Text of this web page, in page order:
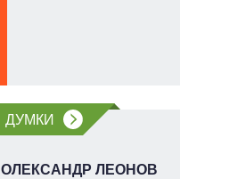
ДУМКИ
ОЛЕКСАНДР ЛЕОНОВ